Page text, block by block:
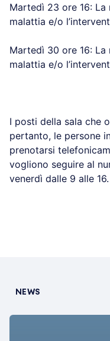
Martedì 23 ore 16:
malattia e/o
Martedì 30 ore 16:
malattia e/o
I posti della sala che
pertanto, le persone
prenotarsi
vogliono seguire al
venerdì dalle 9 alle 16.
NEWS